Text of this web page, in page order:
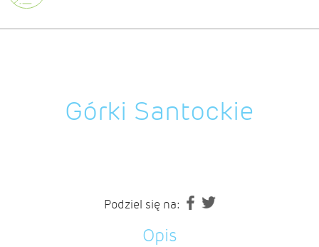
Górki Santockie
Podziel się na:
Opis